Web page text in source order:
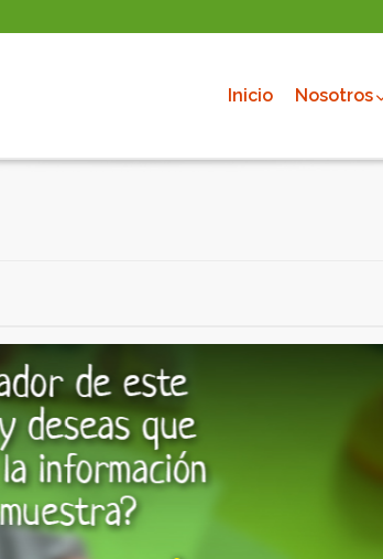
Inicio Nosotros